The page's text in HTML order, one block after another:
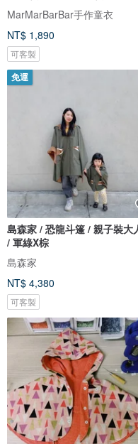
MarMarBarBar手作童衣
NT$ 1,890
可客製
免運
島森家 / 恐龍斗篷 / 親子裝大人款
/ 軍綠X棕
島森家
NT$ 4,380
可客製